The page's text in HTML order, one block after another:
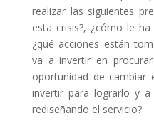
realizar las siguientes
esta crisis?, ¿cómo le
¿qué acciones están
va a invertir en
oportunidad de cambiar
invertir para lograrlo y
rediseñando el servicio?